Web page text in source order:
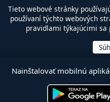
Tieto webové stránky
používaní týchto webových
pravidlami týkajúcimi sa
Nainštalovať mobilnú